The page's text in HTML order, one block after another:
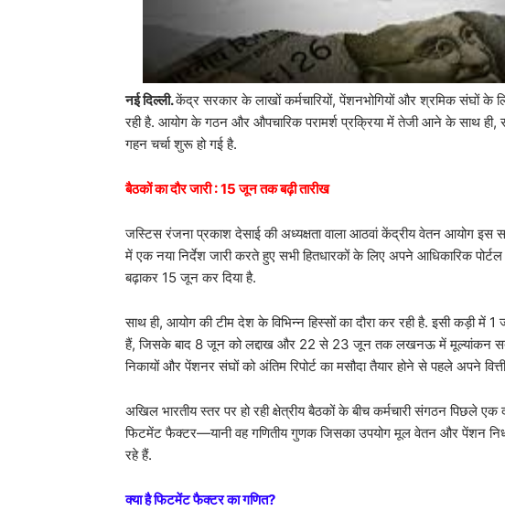
नई दिल्ली.केंद्र सरकार के लाखों कर्मचारियों, पेंशनभोगियों और श्रमिक संघों
रही है. आयोग के गठन और औपचारिक परामर्श प्रक्रिया में तेजी आने के साथ
गहन चर्चा शुरू हो गई है.
बैठकों का दौर जारी : 15 जून तक बढ़ी तारीख
जस्टिस रंजना प्रकाश देसाई की अध्यक्षता वाला आठवां केंद्रीय वेतन आयोग
में एक नया निर्देश जारी करते हुए सभी हितधारकों के लिए अपने आधिकारिक
बढ़ाकर 15 जून कर दिया है.
साथ ही, आयोग की टीम देश के विभिन्न हिस्सों का दौरा कर रही है. इसी कड़ी
हैं, जिसके बाद 8 जून को लद्दाख और 22 से 23 जून तक लखनऊ में मूल्यांकन सत्र
निकायों और पेंशनर संघों को अंतिम रिपोर्ट का मसौदा तैयार होने से पहले अपने
अखिल भारतीय स्तर पर हो रही क्षेत्रीय बैठकों के बीच कर्मचारी संगठन
फिटमेंट फैक्टर—यानी वह गणितीय गुणक जिसका उपयोग मूल वेतन और पेंशन
रहे हैं.
क्या है फिटमेंट फैक्टर का गणित?